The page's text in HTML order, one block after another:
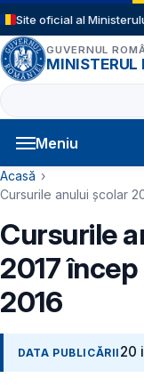
Sari la conținutul
Site oficial al
GUVERNUL
MINISTERUL
Caută
Meniu
Navigație
Cale de
Acasă
Cursurile anului şcolar
Cursurile
2017
2016
DATA PUBLICĂRII 20